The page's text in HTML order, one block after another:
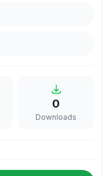
0
Downloads